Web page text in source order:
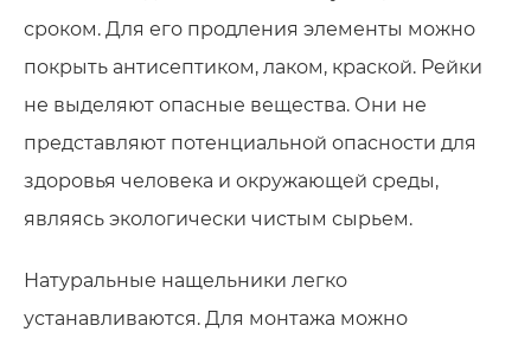
сроком. Для его продления элементы можно
покрыть антисептиком, лаком, краской. Рейки
не выделяют опасные вещества. Они не
представляют потенциальной опасности для
здоровья человека и окружающей среды,
являясь экологически чистым сырьем.
Натуральные нащельники легко
устанавливаются. Для монтажа можно